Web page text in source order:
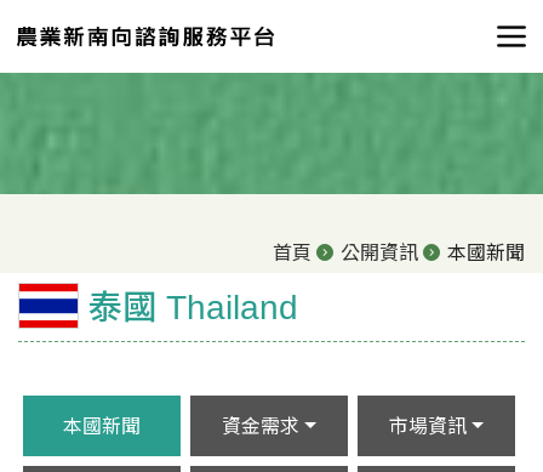
首頁 公開資訊 本國新聞
泰國 Thailand
本國新聞 資金需求 市場資訊